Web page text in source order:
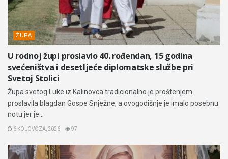
ŽUPA
U rodnoj župi proslavio 40. rođendan, 15 godina
svećeništva i desetljeće diplomatske službe pri
Svetoj Stolici
Župa svetog Luke iz Kalinovca tradicionalno je proštenjem
proslavila blagdan Gospe Snježne, a ovogodišnje je imalo posebnu
notu jer je...
6 KOLOVOZA, 2026 97